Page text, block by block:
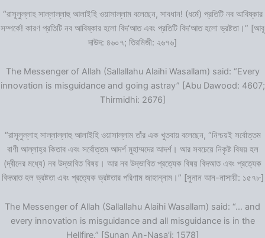
“রাসূলুল্লাহ সাল্লাল্লাহু আলাইহি ওয়াসাল্লাম বলেছেন, সাবধান! (ধর্মে) প্রতিটি নব আবিষ্কার
সম্পর্কে! কারণ প্রতিটি নব আবিষ্কার হলো বিদ‘আত এবং প্রতিটি বিদ‘আত হলো ভ্রষ্টতা।” [আবূ
দাউদ: ৪৬০৭; তিরমিজী: ২৬৭৬]
The Messenger of Allah (Sallallahu Alaihi Wasallam) said: “Every
innovation is misguidance and going astray” [Abu Dawood: 4607;
Thirmidhi: 2676]
“রাসূলুল্লাহ সাল্লাল্লাহু আলাইহি ওয়াসাল্লাম তাঁর এক খুতবায় বলেছেন, “নিশ্চয়ই সর্বোত্তম
বাণী আল্লাহ্‌র কিতাব এবং সর্বোত্তম আদর্শ মুহাম্মদের আদর্শ। আর সবচেয়ে নিকৃষ্ট বিষয় হল
(দ্বীনের মধ্যে) নব উদ্ভাবিত বিষয়। আর নব উদ্ভাবিত প্রত্যেক বিষয় বিদআত এবং প্রত্যেক
বিদআত হল ভ্রষ্টতা এবং প্রত্যেক ভ্রষ্টতার পরিণাম জাহান্নাম।” [সুনান আন-নাসায়ী: ১৫৭৮]
The Messenger of Allah (Sallallahu Alaihi Wasallam) said: “… and
every innovation is misguidance and all misguidance is in the
Hellfire.” [Sunan An-Nasa’i: 1578]